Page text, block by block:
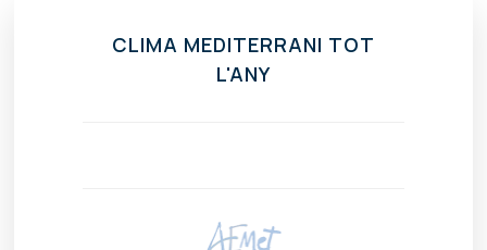
CLIMA MEDITERRANI TOT
L'ANY